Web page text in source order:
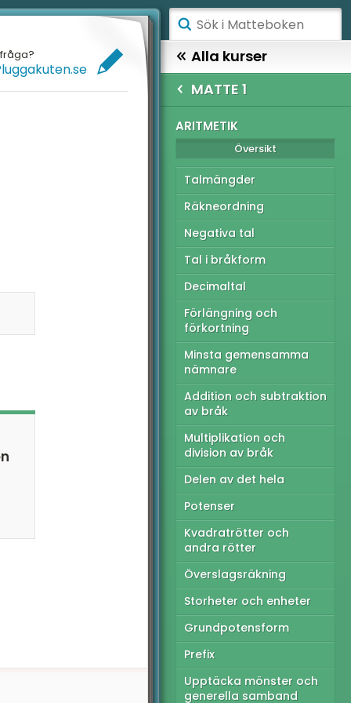
Alla kurser
GYMNASIET MATTE 1
ARITMETIK
Översikt
Talmängder
Räkneordning
Negativa tal
Tal i bråkform
Decimaltal
Förlängning och
förkortning
Minsta gemensamma
nämnare
Addition och subtraktion
av bråk
Multiplikation och
division av bråk
Delen av det hela
Potenser
Kvadratrötter och
andra rötter
Överslagsräkning
Storheter och enheter
Grundpotensform
Prefix
Upptäcka mönster och
generella samband
MED MATTE